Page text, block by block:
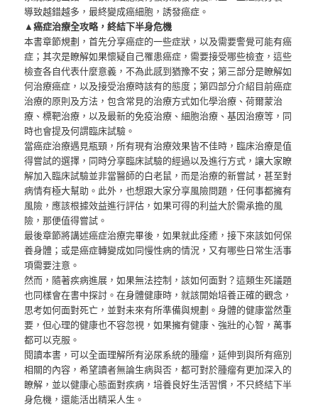
導致越錯越多，最終變成癌細胞，誘發癌症。
▲癌症治療全攻略，終結下半身危機
本書章節規劃，首先分享癌症的一些症狀，以及需要警覺可能有癌
症；其次是瞭解如果懷疑自己罹患癌症，需要接受哪些檢查，這些
檢查各自代表什麼意義，不為此感到猶豫不安；第三部分是瞭解如
何治療癌症，以及接受治療時該有的態度；第四部分介紹目前癌症
治療的原則及方法，包含常見的治療方式如化學治療、荷爾蒙治
療、標靶治療，以及最新的免疫治療、細胞治療、基因治療等，同
時也會提及何謂臨床試驗。
當癌症治療遇見瓶頸，所有現有治療效果皆不佳時，臨床治療是值
得嘗試的選擇，同時分享臨床試驗的經過以及進行方式，讓大家瞭
解加入臨床試驗並非當醫師的白老鼠，而是治療的新嘗試，甚至對
病情有極大幫助。此外，也想跟大家分享風險問題，任何事都擁有
風險，應該根據效益進行評估，如果可得的利益大於需承擔的風
險，那便值得嘗試。
最後章節將講述癌症治療完畢後，如果就此痊癒，接下來該如何保
養身體；或是癌症轉變成如同慢性病的情況，又有哪些日常生活事
項需要注意。
然而，隨著疾病進展，如果無法控制，該如何面對？這類生死議題
也同樣會在書中探討。在身體健康時，就該開始培養正確的觀念，
思考如何面對死亡，並對未來有所準備與規劃。身體的健康當然重
要，但心理的健康也不容忽視，如果擁有健康、強壯的心智，萬事
都可以克服。
閱讀本書，可以全面理解所有泌尿系統的腫瘤，延伸到與所有癌別
相關的內容，希望讀者無論生病與否，都可對於腫瘤有更加深入的
瞭解，並以健康心態面對疾病，培養良好生活習慣，不只終結下半
身危機，還能活出精采人生。